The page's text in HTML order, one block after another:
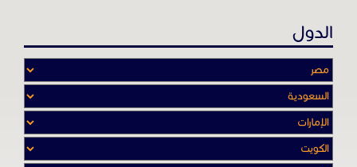
عن موقع حراج خدمة
أدواتنا ومهاراتنا تميّـزنا للربط بين البائع
والشـاري بشكل مجاني لجميـع السلــع
والخـدمـات أينمـــا أرادوا وحيثـمـا كانـوا